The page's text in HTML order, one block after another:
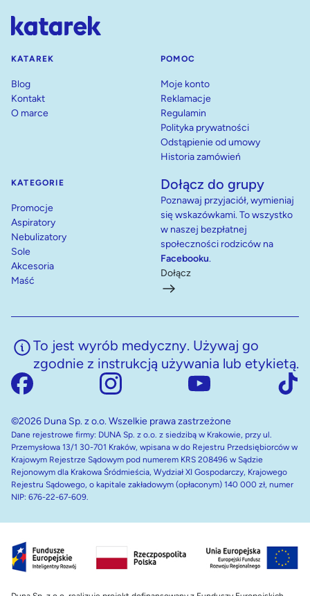
KATAREK
Blog
Kontakt
O marce
POMOC
Moje konto
Reklamacje
Regulamin
Polityka prywatności
Odstąpienie od umowy
Historia zamówień
KATEGORIE
Promocje
Aspiratory
Nebulizatory
Sole
Akcesoria
Maść
Dołącz do grupy
Poznawaj przyjaciół, wymieniaj
się wskazówkami. To wszystko
w naszej bezpłatnej
społeczności rodziców na
Facebooku.
Dołącz
To jest wyrób medyczny. Używaj go
zgodnie z instrukcją używania lub etykietą.
©2026 Duna Sp. z o.o. Wszelkie prawa zastrzeżone
Dane rejestrowe firmy: DUNA Sp. z o.o. z siedzibą w Krakowie, przy ul.
Przemysłowa 13/1 30-701 Kraków, wpisana w do Rejestru Przedsiębiorców w
Krajowym Rejestrze Sądowym pod numerem KRS 208496 w Sądzie
Rejonowym dla Krakowa Śródmieścia, Wydział XI Gospodarczy, Krajowego
Rejestru Sądowego, o kapitale zakładowym (opłaconym) 140 000 zł, numer
NIP: 676-22-67-609.